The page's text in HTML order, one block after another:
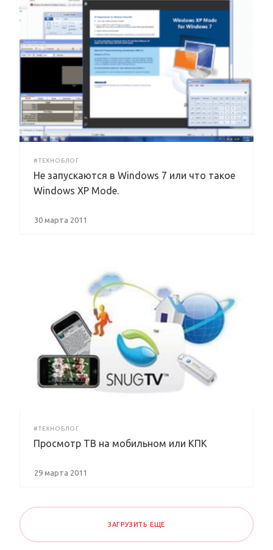
#ТЕХНОБЛОГ
Не запускаются в Windows 7 или что такое
Windows XP Mode.
30 марта 2011
#ТЕХНОБЛОГ
Просмотр ТВ на мобильном или КПК
29 марта 2011
ЗАГРУЗИТЬ ЕЩЕ